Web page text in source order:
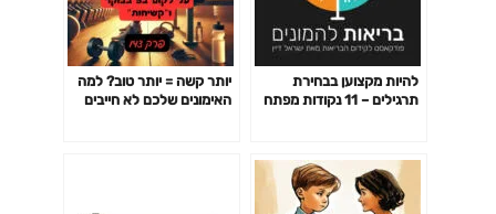
להיות מקצוען בבחירת
תרגילים – 11 נקודות מפתח
יותר קשה = יותר טוב? למה
האימונים שלכם לא חייבים